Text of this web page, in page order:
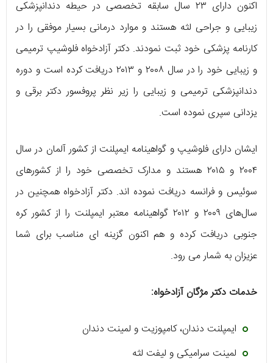
اکنون دارای ۲۳ سال سابقه تخصصی در حیطه دندانپزشکی
زیبایی و جراحی لثه هستند و موارد درمانی بسیار موفقی را در
کارنامه پزشکی خود ثبت نمودند. دکتر آزادخواه فلوشیپ ترمیمی
و زیبایی خود را در سال ۲۰۰۸ و ۲۰۱۳ دریافت کرده است و دوره
دندانپزشکی ترمیمی و زیبایی را زیر نظر پروفسور دکتر برقی و
یزدانی سپری نموده است.
ایشان دارای فلوشیپ و گواهینامه ایمپلنت از کشور آلمان در سال
۲۰۰۴ و ۲۰۱۵ هستند و مدارک تخصصی خود را از کشورهای
سوئیس و فرانسه دریافت نموده‌ اند. دکتر آزادخواه همچنین در
سال‌های ۲۰۰۹ و ۲۰۱۲ گواهینامه معتبر ایمپلنت را از کشور کره
جنوبی دریافت کرده و هم اکنون گزینه‌ ای مناسب برای شما
عزیزان به شمار می‌ رود.
خدمات دکتر مژگان آزادخواه:
ایمپلنت دندان، کامپوزیت و لمینت دندان
لمینت سرامیکی و لیفت لثه